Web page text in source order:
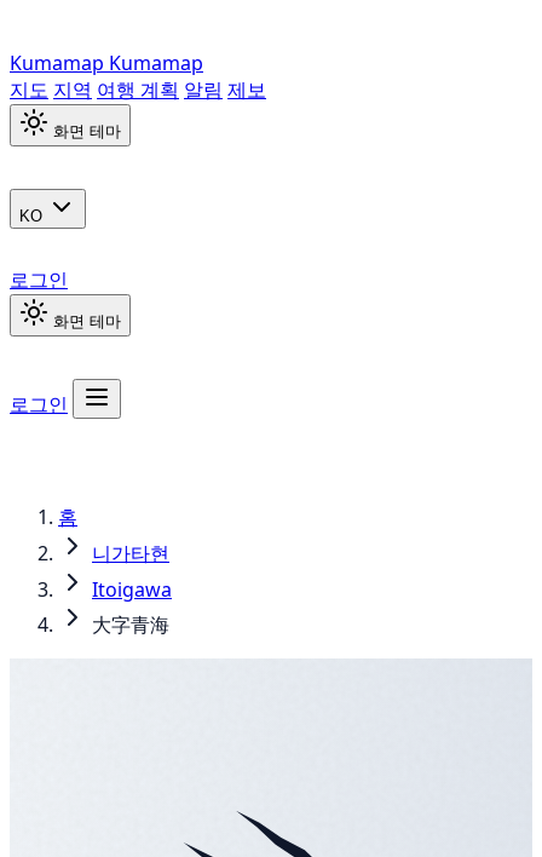
Kumamap Kumamap
지도 지역 여행 계획 알림 제보
화면 테마
KO
로그인
화면 테마
로그인
홈
니가타현
Itoigawa
大字青海